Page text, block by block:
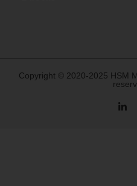
Copyright © 2020-2025 HSM